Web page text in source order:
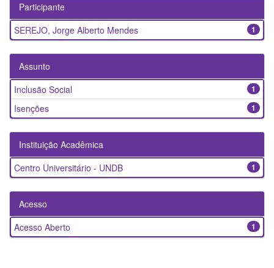
Participante
1
SEREJO, Jorge Alberto Mendes
Assunto
1
Inclusão Social
1
Isenções
Instituição Acadêmica
1
Centro Universitário - UNDB
Acesso
1
Acesso Aberto